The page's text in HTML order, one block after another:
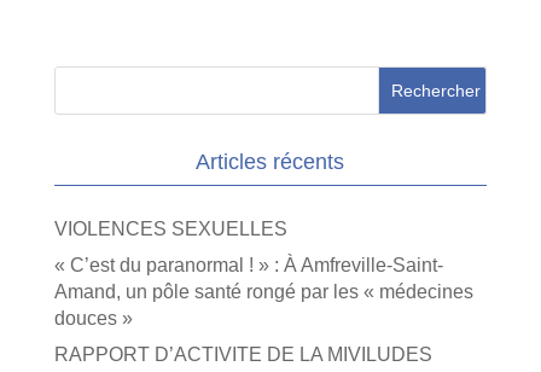
Articles récents
VIOLENCES SEXUELLES
« C’est du paranormal ! » : À Amfreville-Saint-
Amand, un pôle santé rongé par les « médecines
douces »
RAPPORT D’ACTIVITE DE LA MIVILUDES